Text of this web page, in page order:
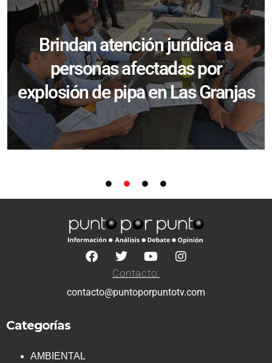
Brindan atención jurídica a
personas afectadas por
explosión de pipa en Las Granjas
Contacto:
contacto@puntoporpuntotv.com
Categorías
AMBIENTAL